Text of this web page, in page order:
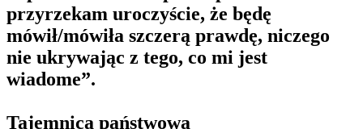
przyrzekam uroczyście, że będę
mówił/mówiła szczerą prawdę, niczego
nie ukrywając z tego, co mi jest
wiadome”.
Tajemnica państwowa